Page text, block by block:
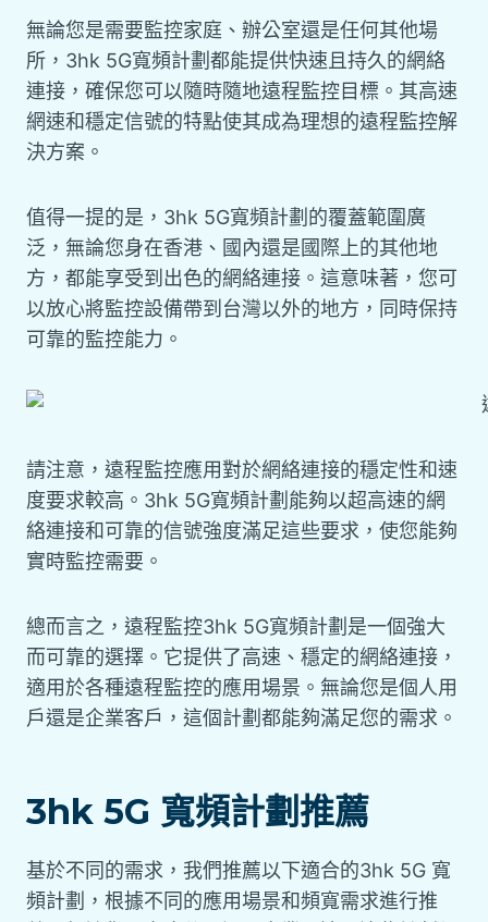
無論您是需要監控家庭、辦公室還是任何其他場
所，3hk 5G寬頻計劃都能提供快速且持久的網絡
連接，確保您可以隨時隨地遠程監控目標。其高速
網速和穩定信號的特點使其成為理想的遠程監控解
決方案。
值得一提的是，3hk 5G寬頻計劃的覆蓋範圍廣
泛，無論您身在香港、國內還是國際上的其他地
方，都能享受到出色的網絡連接。這意味著，您可
以放心將監控設備帶到台灣以外的地方，同時保持
可靠的監控能力。
請注意，遠程監控應用對於網絡連接的穩定性和速
度要求較高。3hk 5G寬頻計劃能夠以超高速的網
絡連接和可靠的信號強度滿足這些要求，使您能夠
實時監控需要。
總而言之，遠程監控3hk 5G寬頻計劃是一個強大
而可靠的選擇。它提供了高速、穩定的網絡連接，
適用於各種遠程監控的應用場景。無論您是個人用
戶還是企業客戶，這個計劃都能夠滿足您的需求。
3hk 5G 寬頻計劃推薦
基於不同的需求，我們推薦以下適合的3hk 5G 寬
頻計劃，根據不同的應用場景和頻寬需求進行推